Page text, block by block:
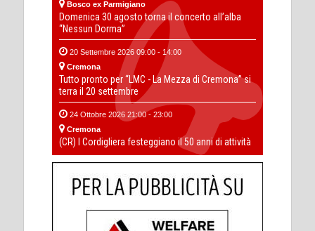
Bosco ex Parmigiano
Domenica 30 agosto torna il concerto all’alba
“Nessun Dorma”
20 Settembre 2026 09:00 - 14:00
Cremona
Tutto pronto per “LMC - La Mezza di Cremona” si
terra il 20 settembre
24 Ottobre 2026 21:00 - 23:00
Cremona
(CR) I Cordigliera festeggiano il 50 anni di attività